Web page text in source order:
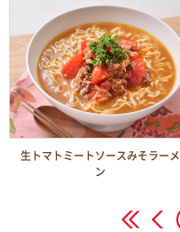
生トマトミートソースみそラーメ
ン
<< <